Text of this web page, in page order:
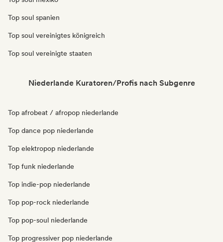
Top soul spanien
Top soul vereinigtes königreich
Top soul vereinigte staaten
Niederlande Kuratoren/Profis nach Subgenre
Top afrobeat / afropop niederlande
Top dance pop niederlande
Top elektropop niederlande
Top funk niederlande
Top indie-pop niederlande
Top pop-rock niederlande
Top pop-soul niederlande
Top progressiver pop niederlande